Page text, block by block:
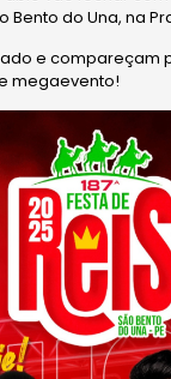
Bento do Una, na
e compareçam
megaevento!